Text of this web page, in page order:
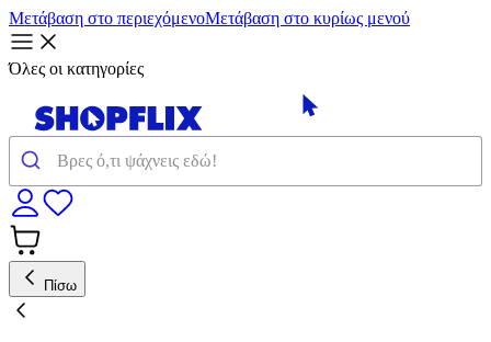
Μετάβαση στο περιεχόμενοΜετάβαση στο κυρίως μενού
Όλες οι κατηγορίες
Πίσω